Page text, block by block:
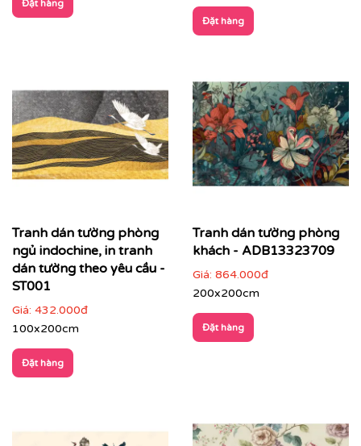
Đặt hàng
Đặt hàng
Tranh dán tường phòng
ngủ indochine, in tranh
dán tường theo yêu cầu -
ST001
Giá: 432.000đ
100x200cm
Đặt hàng
Tranh dán tường phòng
khách - ADB13323709
Giá: 864.000đ
200x200cm
Đặt hàng